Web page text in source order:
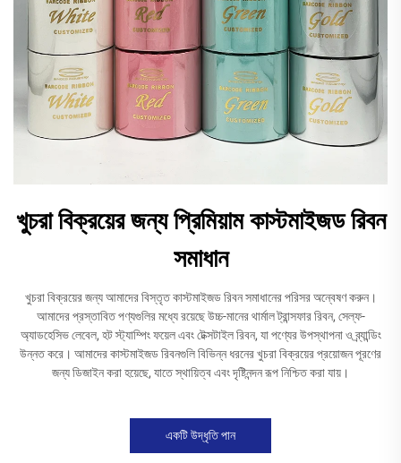
খুচরা বিক্রয়ের জন্য প্রিমিয়াম কাস্টমাইজড রিবন
সমাধান
খুচরা বিক্রয়ের জন্য আমাদের বিস্তৃত কাস্টমাইজড রিবন সমাধানের পরিসর অন্বেষণ করুন।
আমাদের প্রস্তাবিত পণ্যগুলির মধ্যে রয়েছে উচ্চ-মানের থার্মাল ট্রান্সফার রিবন, সেল্ফ-
অ্যাডহেসিভ লেবেল, হট স্ট্যাম্পিং ফয়েল এবং টেক্সটাইল রিবন, যা পণ্যের উপস্থাপনা ও ব্র্যান্ডিং
উন্নত করে। আমাদের কাস্টমাইজড রিবনগুলি বিভিন্ন ধরনের খুচরা বিক্রয়ের প্রয়োজন পূরণের
জন্য ডিজাইন করা হয়েছে, যাতে স্থায়িত্ব এবং দৃষ্টিনন্দন রূপ নিশ্চিত করা যায়।
একটি উদ্ধৃতি পান